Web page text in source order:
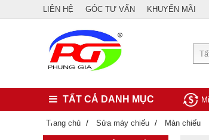
LIÊN HỆ GÓC TƯ VẤN KHUYẾN MÃI
TẤT CẢ DANH MỤC
Trang chủ / Sửa máy chiếu / Màn chiếu